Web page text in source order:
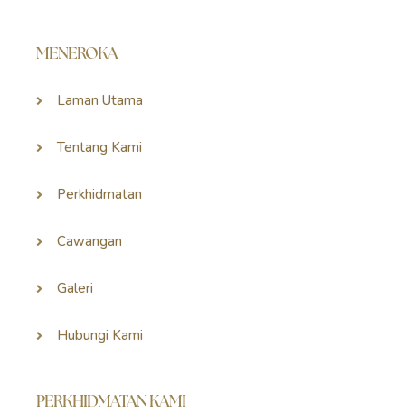
MENEROKA
Laman Utama
Tentang Kami
Perkhidmatan
Cawangan
Galeri
Hubungi Kami
PERKHIDMATAN KAMI